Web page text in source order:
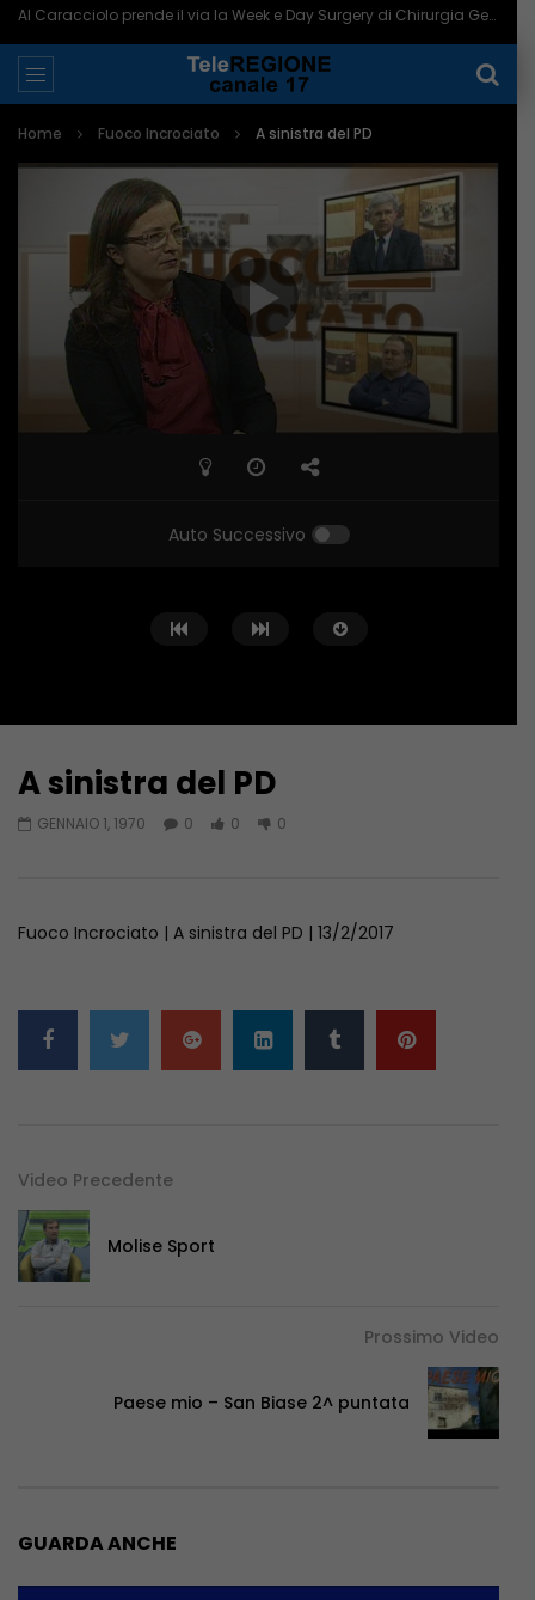
Al Caracciolo prende il via la Week e Day Surgery di Chirurgia Generale – 06/08/2026
Home Fuoco Incrociato A sinistra del PD
Auto Successivo
A sinistra del PD
GENNAIO 1, 1970 0 0 0
Fuoco Incrociato | A sinistra del PD | 13/2/2017
Video Precedente
Molise Sport
Prossimo Video
Paese mio – San Biase 2^ puntata
GUARDA ANCHE